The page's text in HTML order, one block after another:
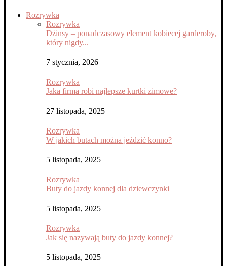
Rozrywka
Rozrywka
Dżinsy – ponadczasowy element kobiecej garderoby,
który nigdy...
7 stycznia, 2026
Rozrywka
Jaka firma robi najlepsze kurtki zimowe?
27 listopada, 2025
Rozrywka
W jakich butach można jeździć konno?
5 listopada, 2025
Rozrywka
Buty do jazdy konnej dla dziewczynki
5 listopada, 2025
Rozrywka
Jak się nazywają buty do jazdy konnej?
5 listopada, 2025